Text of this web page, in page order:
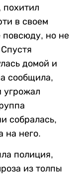
в своем
повсюду, но не
домой и
сообщила,
угрожал
собралась,
на него.
полиция,
из толпы